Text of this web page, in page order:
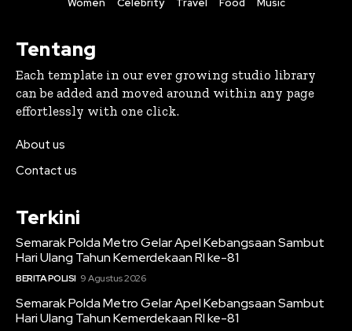
Tentang
Each template in our ever growing studio library
can be added and moved around within any page
effortlessly with one click.
About us
Contact us
Terkini
Semarak Polda Metro Gelar Apel Kebangsaan Sambut
Hari Ulang Tahun Kemerdekaan RI ke-81
BERITA POLISI 9 Agustus 2026
Semarak Polda Metro Gelar Apel Kebangsaan Sambut
Hari Ulang Tahun Kemerdekaan RI ke-81